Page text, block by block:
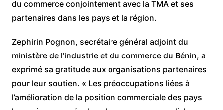
du commerce conjointement avec la TMA et ses
partenaires dans les pays et la région.
Zephirin Pognon, secrétaire général adjoint du
ministère de l’industrie et du commerce du Bénin, a
exprimé sa gratitude aux organisations partenaires
pour leur soutien. « Les préoccupations liées à
l’amélioration de la position commerciale des pays